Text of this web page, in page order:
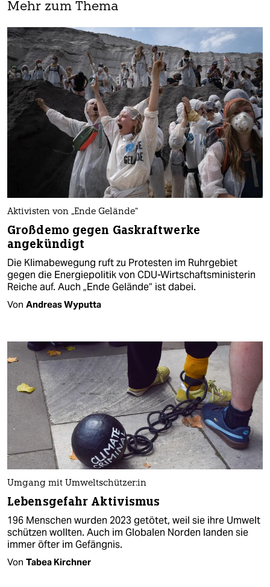
Mehr zum Thema
Aktivisten von „Ende Gelände“
Großdemo gegen Gaskraftwerke
angekündigt
Die Klimabewegung ruft zu Protesten im Ruhrgebiet
gegen die Energiepolitik von CDU-Wirtschaftsministerin
Reiche auf. Auch „Ende Gelände“ ist dabei.
Von Andreas Wyputta
Umgang mit Um­welt­schüt­ze­r:in
Lebensgefahr Aktivismus
196 Menschen wurden 2023 getötet, weil sie ihre Umwelt
schützen wollten. Auch im Globalen Norden landen sie
immer öfter im Gefängnis.
Von Tabea Kirchner